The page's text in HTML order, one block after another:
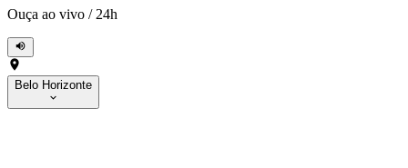
Ouça ao vivo / 24h
Belo Horizonte